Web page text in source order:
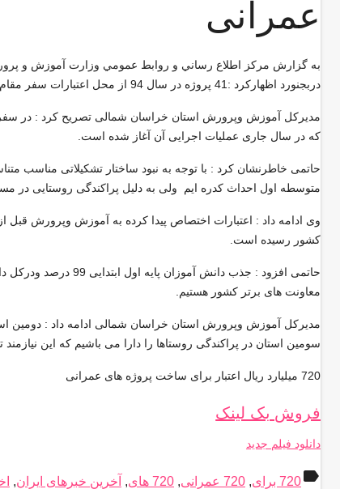
عمرانی
به گزارش مركز اطلاع رساني و روابط عمومي وزارت آموزش و
دربجنورد اظهاركرد :41 پروژه در سال 94 از محل اعتبارات سفر مقام معظم رهبری به استان با حضور وزير آموزش و پرورش افتتاح شد
که در سال جاری عملیات اجرایی آن آغاز شده است.
حاتمی خاطرنشان كرد : با توجه به نبود ساختار تشکیلاتی مناسب
متوسطه اول احداث کدره ایم ولی به دلیل پراکندگی روستایی در
کشور رسیده است
معاونت های برتر کشور هستیم
مدیرکل آموزش وپرورش استان خراسان شمالی ادامه داد : دومین
سومین استان در پراکندگی روستاها را دارا می باشیم که این
720 میلیارد ریال اعتبار برای ساخت پروژه های عمرانی
فروش بک لینک
دانلود فیلم جدید
label720 برای , 720 عمرانی , 720 های , آخرین خبرهای ایران,